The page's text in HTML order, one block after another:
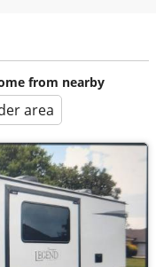
from nearby
area